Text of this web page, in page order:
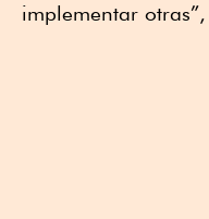
implementar